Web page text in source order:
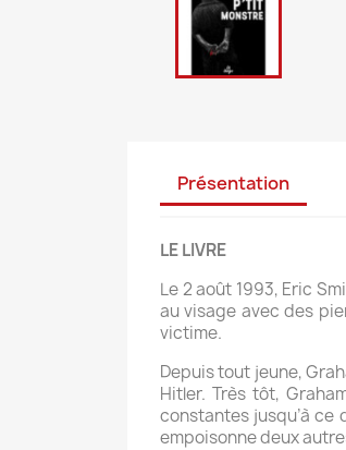
Présentation
LE LIVRE
Le 2 août 1993, Eric
au visage avec des
victime.
Depuis tout jeune,
Hitler. Très tôt,
constantes jusqu’à ce
empoisonne deux